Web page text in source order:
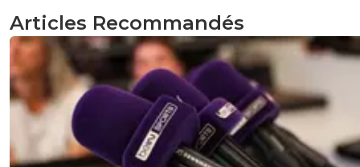
Articles Recommandés